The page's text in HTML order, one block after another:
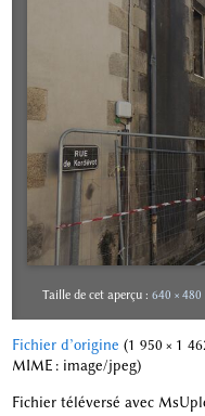
Taille de cet aperçu : 640 ×
Fichier d’origine (1 950 × 1
MIME : image/jpeg)
Fichier téléversé avec